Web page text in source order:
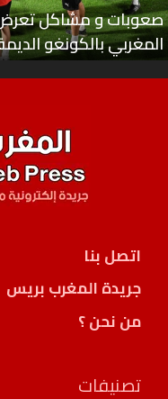
صعوبات و مشاكل تعرض
المغربي بالكونغو
اتصل بنا
جريدة المغرب بريس
من نحن ؟
تصنيفات